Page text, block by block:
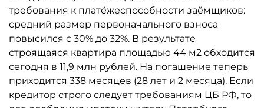
требования к платёжеспособности заёмщиков:
средний размер первоначального взноса
повысился с 30% до 32%. В результате
строящаяся квартира площадью 44 м2 обходится
сегодня в 11,9 млн рублей. На погашение теперь
приходится 338 месяцев (28 лет и 2 месяца). Если
кредитор строго следует требованиям ЦБ РФ, то